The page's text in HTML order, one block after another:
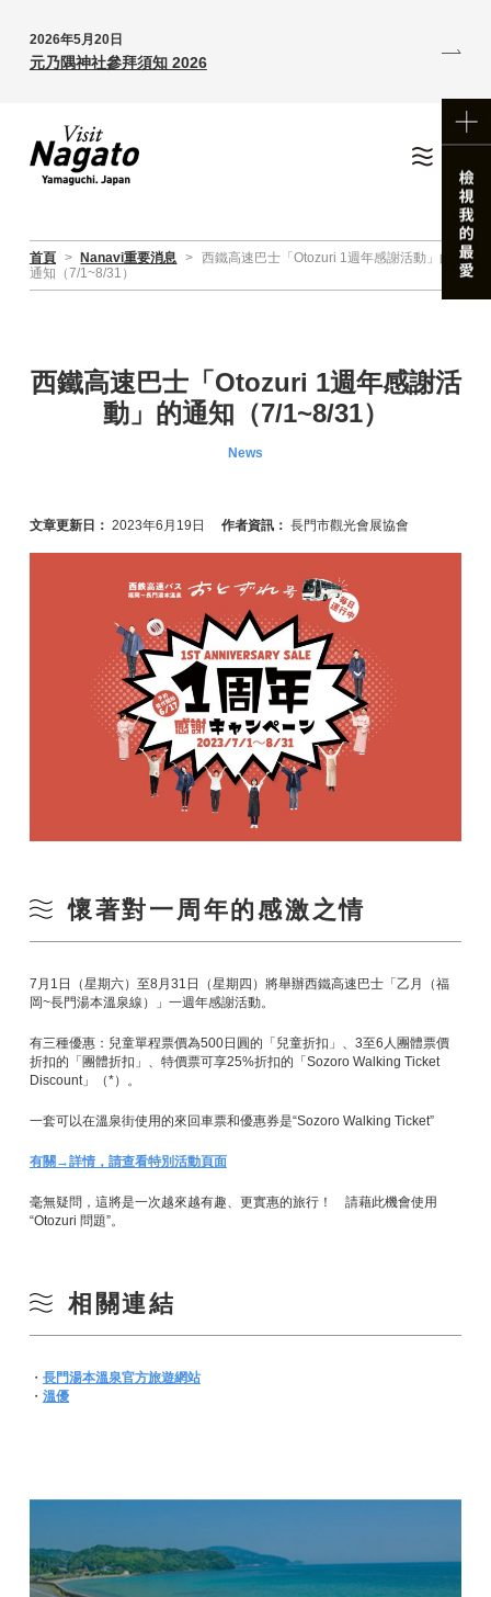
2026年5月20日
元乃隅神社參拜須知 2026
首頁 > Nanavi重要消息 > 西鐵高速巴士「Otozuri 1週年感謝活動」的
通知（7/1~8/31）
西鐵高速巴士「Otozuri 1週年感謝活
動」的通知（7/1~8/31）
News
文章更新日： 2023年6月19日 作者資訊： 長門市觀光會展協會
懷著對一周年的感激之情
7月1日（星期六）至8月31日（星期四）將舉辦西鐵高速巴士「乙月（福
岡~長門湯本溫泉線）」一週年感謝活動。
有三種優惠：兒童單程票價為500日圓的「兒童折扣」、3至6人團體票價
折扣的「團體折扣」、特價票可享25%折扣的「Sozoro Walking Ticket
Discount」（*）。
一套可以在溫泉街使用的來回車票和優惠券是“Sozoro Walking Ticket”
有關→詳情，請查看特別活動頁面
毫無疑問，這將是一次越來越有趣、更實惠的旅行！ 請藉此機會使用
“Otozuri 問題”。
相關連結
・ 長門湯本溫泉官方旅遊網站
・ 溫優